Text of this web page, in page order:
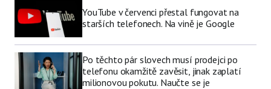
YouTube v červenci přestal fungovat na
starších telefonech. Na vině je Google
Po těchto pár slovech musí prodejci po
telefonu okamžitě zavěsit, jinak zaplatí
milionovou pokutu. Naučte se je